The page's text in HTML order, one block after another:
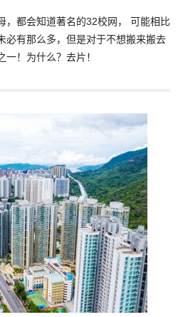
，都会知道著名的32校网， 可能相比
必有那么多，但是对于不想搬来搬去
！为什么？去片！